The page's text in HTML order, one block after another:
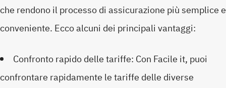
che rendono il processo di assicurazione più semplice e
conveniente. Ecco alcuni dei principali vantaggi:
Confronto rapido delle tariffe: Con Facile it, puoi
confrontare rapidamente le tariffe delle diverse